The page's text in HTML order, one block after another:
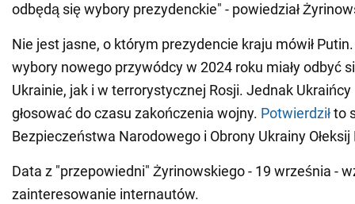
odbędą się wybory prezydenckie" - powiedział
Nie jest jasne, o którym prezydencie kraju mówił
wybory nowego przywódcy w 2024 roku miały odbyć
Ukrainie, jak i w terrorystycznej Rosji. Jednak
głosować do czasu zakończenia wojny. Potwierdziłto
Bezpieczeństwa Narodowego i Obrony Ukrainy Ołeksij
Data z "przepowiedni" Żyrinowskiego - 19 września -
zainteresowanie internautów.